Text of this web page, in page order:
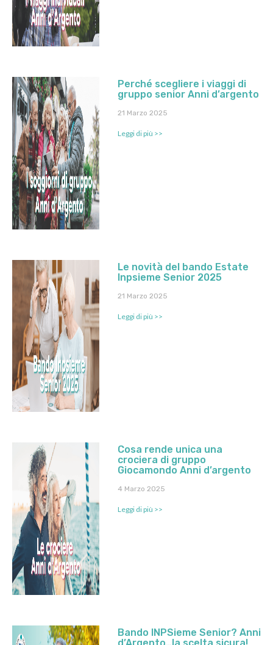
Perché scegliere i viaggi di
gruppo senior Anni d’argento
21 Marzo 2025
Leggi di più >>
Le novità del bando Estate
Inpsieme Senior 2025
21 Marzo 2025
Leggi di più >>
Cosa rende unica una
crociera di gruppo
Giocamondo Anni d’argento
4 Marzo 2025
Leggi di più >>
Bando INPSieme Senior? Anni